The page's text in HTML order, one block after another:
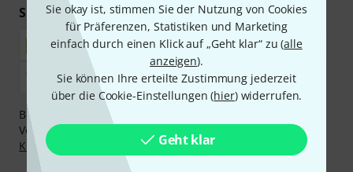
Sie okay ist, stimmen Sie der Nutzung von Cookies
für Präferenzen, Statistiken und Marketing
einfach durch einen Klick auf „Geht klar“ zu (alle
anzeigen).
Sie können Ihre erteilte Zustimmung jederzeit
über die Cookie-Einstellungen (hier) widerrufen.
Geht klar
Sicher einkaufen & bezahlen
Bezahlen Sie vertraulich und sicher per Nachnahme,
Vorkasse, PayPal, Amazon Pay,
Klarna Sofort bezahlen,
Klarna Ratenzahlung
oder Kreditkarte.